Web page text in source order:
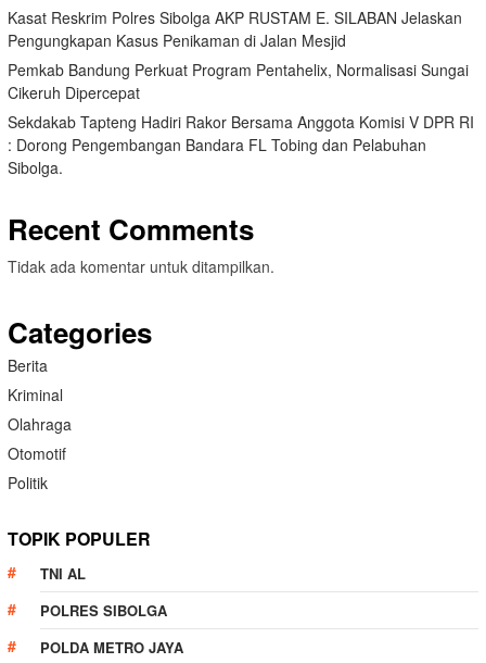
Kasat Reskrim Polres Sibolga AKP RUSTAM E. SILABAN Jelaskan
Pengungkapan Kasus Penikaman di Jalan Mesjid
Pemkab Bandung Perkuat Program Pentahelix, Normalisasi Sungai
Cikeruh Dipercepat
Sekdakab Tapteng Hadiri Rakor Bersama Anggota Komisi V DPR RI
: Dorong Pengembangan Bandara FL Tobing dan Pelabuhan
Sibolga.
Recent Comments
Tidak ada komentar untuk ditampilkan.
Categories
Berita
Kriminal
Olahraga
Otomotif
Politik
TOPIK POPULER
TNI AL
POLRES SIBOLGA
POLDA METRO JAYA